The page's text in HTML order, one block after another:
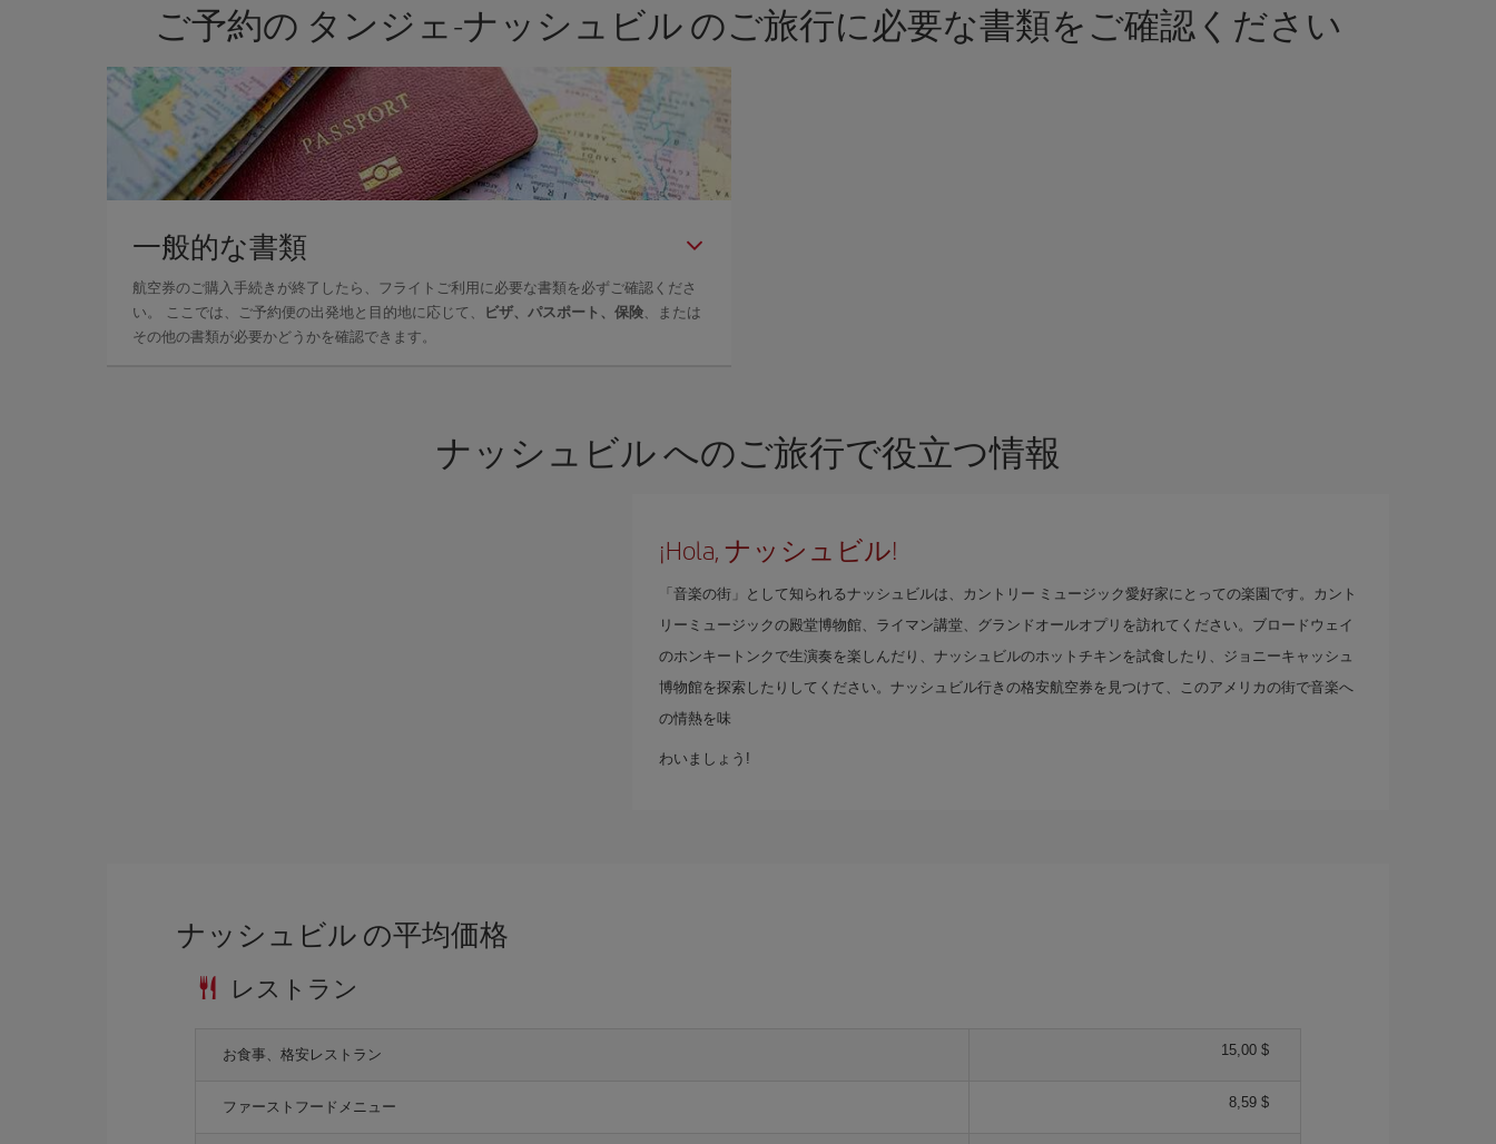
ご予約の タンジェ-ナッシュビル のご旅行に必要な書類をご確認ください
一般的な書類
航空券のご購入手続きが終了したら、フライトご利用に必要な書類を必ずご確認くださ
い。 ここでは、ご予約便の出発地と目的地に応じて、
ビザ、パスポート、保険、または
その他の書類が必要かどうかを確認できます。
ナッシュビル へのご旅行で役立つ情報
¡Hola, ナッシュビル!
「音楽の街」として知られるナッシュビルは、カントリー ミュージック愛好家にとっての楽園です。カント
リーミュージックの殿堂博物館、ライマン講堂、グランドオールオプリを訪れてください。ブロードウェイ
のホンキートンクで生演奏を楽しんだり、ナッシュビルのホットチキンを試食したり、ジョニーキャッシュ
博物館を探索したりしてください。ナッシュビル行きの格安航空券を見つけて、このアメリカの街で音楽へ
の情熱を味
わいましょう!
ナッシュビル の平均価格
レストラン
お食事、格安レストラン 15,00 $
ファーストフードメニュー 8,59 $